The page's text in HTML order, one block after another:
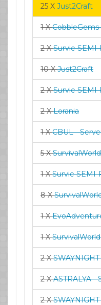
25 X Just2Craft
1 X
2 XSurvie SEMI-
10 XJust2Craft
2 XSurvie SEMI-
2 XLorania
1 XCBUL -
5 XSurvivalWorld
1 XSurvie SEMI-
8 X
1 X
1 XSurvivalWorld
2 X
2 XASTRALYA -
2 X